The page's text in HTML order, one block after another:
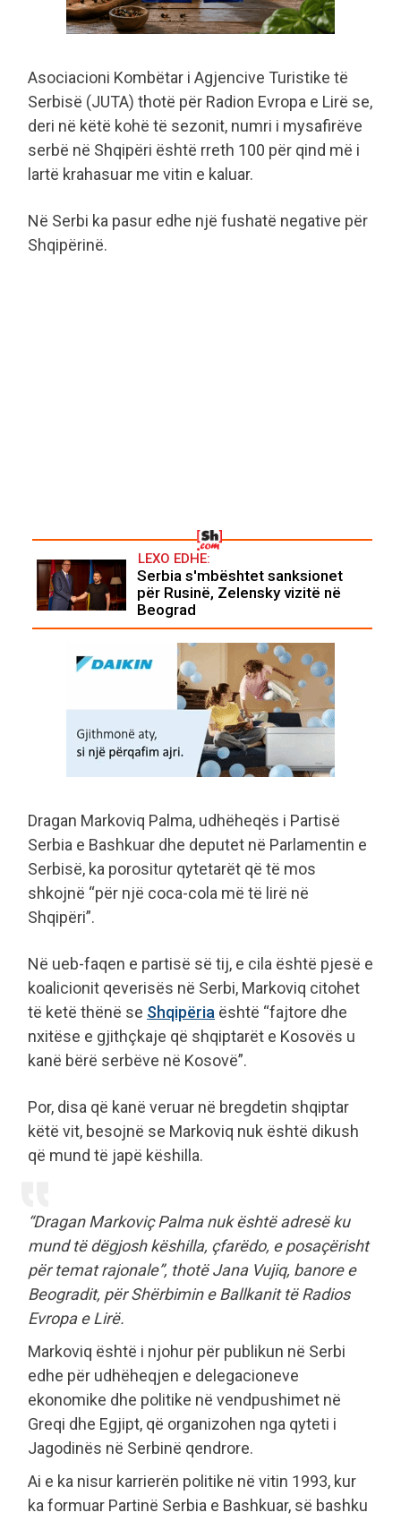
Asociacioni Kombëtar i Agjencive Turistike të
Serbisë (JUTA) thotë për Radion Evropa e Lirë se,
deri në këtë kohë të sezonit, numri i mysafirëve
serbë në Shqipëri është rreth 100 për qind më i
lartë krahasuar me vitin e kaluar.
Në Serbi ka pasur edhe një fushatë negative për
Shqipërinë.
LEXO EDHE:
Serbia s'mbështet sanksionet
për Rusinë, Zelensky vizitë në
Beograd
Dragan Markoviq Palma, udhëheqës i Partisë
Serbia e Bashkuar dhe deputet në Parlamentin e
Serbisë, ka porositur qytetarët që të mos
shkojnë “për një coca-cola më të lirë në
Shqipëri”.
Në ueb-faqen e partisë së tij, e cila është pjesë e
koalicionit qeverisës në Serbi, Markoviq citohet
të ketë thënë se Shqipëria është “fajtore dhe
nxitëse e gjithçkaje që shqiptarët e Kosovës u
kanë bërë serbëve në Kosovë”.
Por, disa që kanë veruar në bregdetin shqiptar
këtë vit, besojnë se Markoviq nuk është dikush
që mund të japë këshilla.
“Dragan Markoviç Palma nuk është adresë ku
mund të dëgjosh këshilla, çfarëdo, e posaçërisht
për temat rajonale”, thotë Jana Vujiq, banore e
Beogradit, për Shërbimin e Ballkanit të Radios
Evropa e Lirë.
Markoviq është i njohur për publikun në Serbi
edhe për udhëheqjen e delegacioneve
ekonomike dhe politike në vendpushimet në
Greqi dhe Egjipt, që organizohen nga qyteti i
Jagodinës në Serbinë qendrore.
Ai e ka nisur karrierën politike në vitin 1993, kur
ka formuar Partinë Serbia e Bashkuar, së bashku